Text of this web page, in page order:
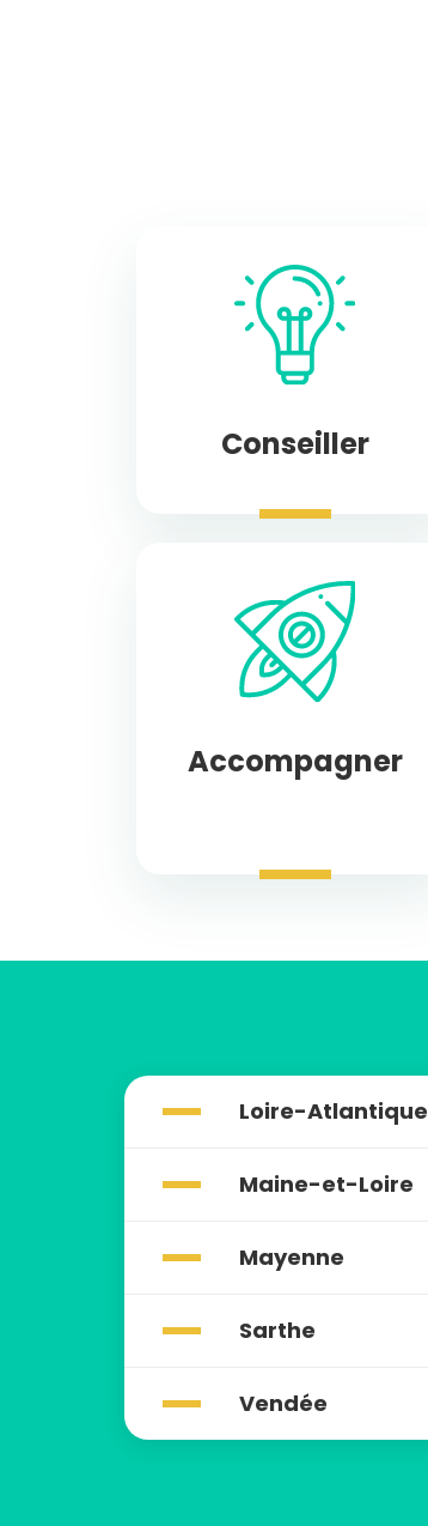
Conseiller
Accompagner
Loire-Atlantique
Maine-et-Loire
Mayenne
Sarthe
Vendée